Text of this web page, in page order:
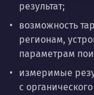
результат;
возможность
регионам,
параметрам
измеримые
с